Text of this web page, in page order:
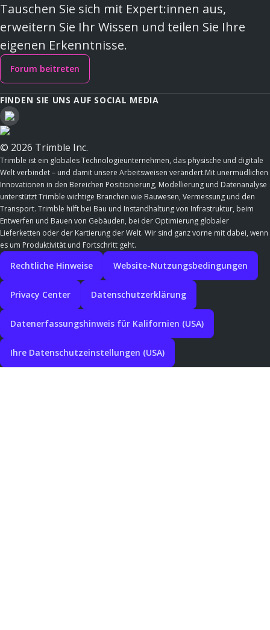
Tauschen Sie sich mit Expert:innen aus,
erweitern Sie Ihr Wissen und teilen Sie Ihre
eigenen Erkenntnisse.
Forum beitreten
FINDEN SIE UNS AUF SOCIAL MEDIA
© 2026 Trimble Inc.
Trimble ist ein globales Technologieunternehmen, das physische und digitale
Welt verbindet – und damit unsere Arbeitsweisen verändert.Mit unermüdlichen
Innovationen in den Bereichen Positionierung, Modellierung und Datenanalyse
unterstützt Trimble wichtige Branchen wie Bauwesen, Vermessung und den
Transport. Trimble hilft bei Bau und Instandhaltung von Infrastruktur, beim
Entwerfen und Bauen von Gebäuden, bei der Optimierung globaler
Lieferketten oder der Kartierung der Welt. Wir sind ganz vorne mit dabei, wenn
es um Produktivität und Fortschritt geht.
Rechtliche Hinweise Website-Nutzungsbedingungen
Privacy Center Datenschutzerklärung
Datenerfassungshinweis für Kalifornien (USA)
Ihre Datenschutzeinstellungen (USA)